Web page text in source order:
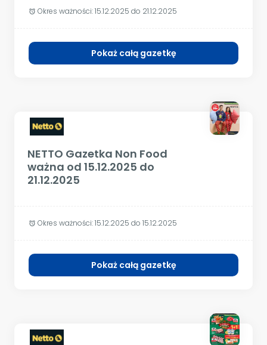
alarm Okres ważności:15.12.2025 do 21.12.2025
Pokaż całą gazetkę
NETTO Gazetka Non Food
ważna od 15.12.2025 do
21.12.2025
alarm Okres ważności:15.12.2025 do 15.12.2025
Pokaż całą gazetkę